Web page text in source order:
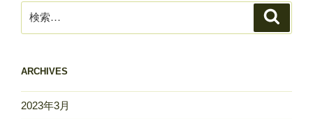
ー
シ
ン
索:
ARCHIVES
2023年3月